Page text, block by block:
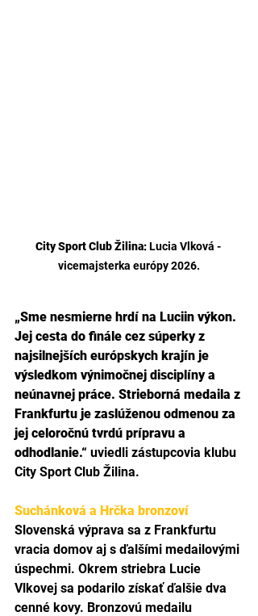
City Sport Club Žilina: Lucia Vlková -
vicemajsterka európy 2026.
„Sme nesmierne hrdí na Luciin výkon.
Jej cesta do finále cez súperky z
najsilnejších európskych krajín je
výsledkom výnimočnej disciplíny a
neúnavnej práce. Strieborná medaila z
Frankfurtu je zaslúženou odmenou za
jej celoročnú tvrdú prípravu a
odhodlanie.“ uviedli zástupcovia klubu
City Sport Club Žilina.
Suchánková a Hrčka bronzoví
Slovenská výprava sa z Frankfurtu
vracia domov aj s ďalšími medailovými
úspechmi. Okrem striebra Lucie
Vlkovej sa podarilo získať ďalšie dva
cenné kovy. Bronzovú medailu